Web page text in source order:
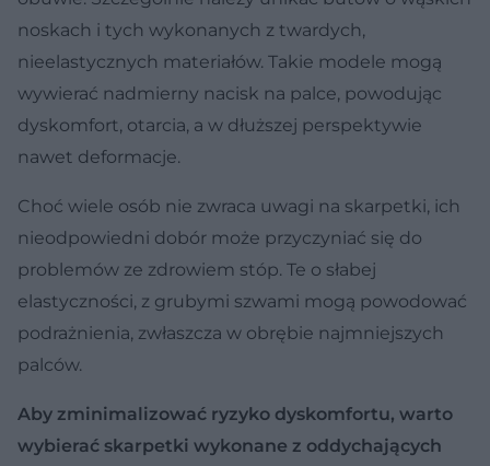
noskach i tych wykonanych z twardych,
nieelastycznych materiałów. Takie modele mogą
wywierać nadmierny nacisk na palce, powodując
dyskomfort, otarcia, a w dłuższej perspektywie
nawet deformacje.
Choć wiele osób nie zwraca uwagi na skarpetki, ich
nieodpowiedni dobór może przyczyniać się do
problemów ze zdrowiem stóp. Te o słabej
elastyczności, z grubymi szwami mogą powodować
podrażnienia, zwłaszcza w obrębie najmniejszych
palców.
Aby zminimalizować ryzyko dyskomfortu, warto
wybierać skarpetki wykonane z oddychających